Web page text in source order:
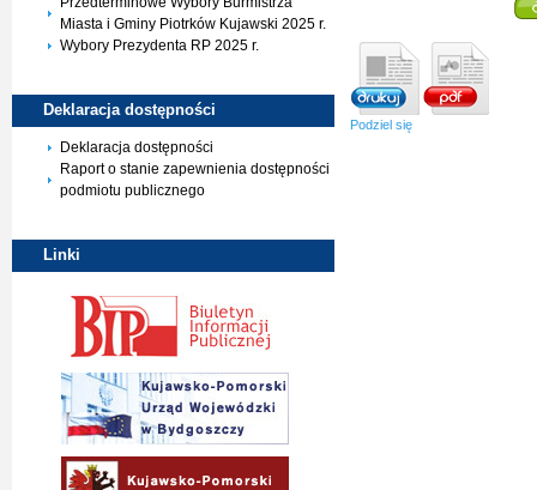
Miasta i Gminy Piotrków Kujawski 2025 r.
Wybory Prezydenta RP 2025 r.
Deklaracja dostępności
Deklaracja dostępności
Raport o stanie zapewnienia dostępności
podmiotu publicznego
Linki
Podziel się